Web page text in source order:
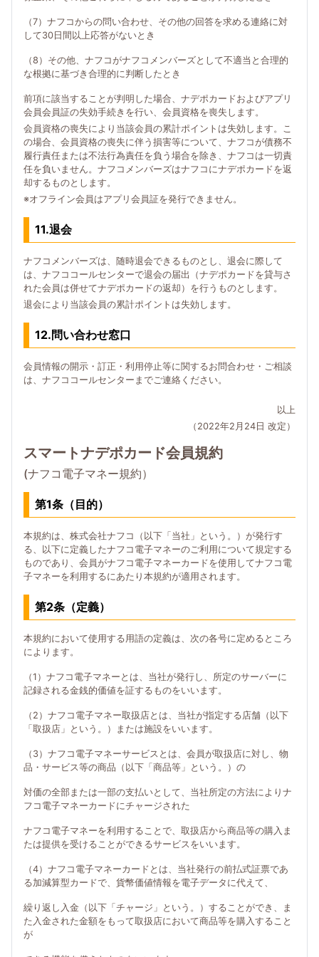
（7）ナフコからの問い合わせ、その他の回答を求める連絡に対
して30日間以上応答がないとき
（8）その他、ナフコがナフコメンバーズとして不適当と合理的
な根拠に基づき合理的に判断したとき
前項に該当することが判明した場合、ナデポカードおよびアプリ
会員会員証の失効手続きを行い、会員資格を喪失します。
会員資格の喪失により当該会員の累計ポイントは失効します。こ
の場合、会員資格の喪失に伴う損害等について、ナフコが債務不
履行責任または不法行為責任を負う場合を除き、ナフコは一切責
任を負いません。ナフコメンバーズはナフコにナデポカードを返
却するものとします。
※オフライン会員はアプリ会員証を発行できません。
11.退会
ナフコメンバーズは、随時退会できるものとし、退会に際して
は、ナフココールセンターで退会の届出（ナデポカードを貸与さ
れた会員は併せてナデポカードの返却）を行うものとします。
退会により当該会員の累計ポイントは失効します。
12.問い合わせ窓口
会員情報の開示・訂正・利用停止等に関するお問合わせ・ご相談
は、ナフココールセンターまでご連絡ください。
以上
（2022年2月24日 改定）
スマートナデポカード会員規約
(ナフコ電子マネー規約）
第1条（目的）
本規約は、株式会社ナフコ（以下「当社」という。）が発行す
る、以下に定義したナフコ電子マネーのご利用について規定する
ものであり、会員がナフコ電子マネーカードを使用してナフコ電
子マネーを利用するにあたり本規約が適用されます。
第2条（定義）
本規約において使用する用語の定義は、次の各号に定めるところ
によります。
（1）ナフコ電子マネーとは、当社が発行し、所定のサーバーに
記録される金銭的価値を証するものをいいます。
（2）ナフコ電子マネー取扱店とは、当社が指定する店舗（以下
「取扱店」という。）または施設をいいます。
（3）ナフコ電子マネーサービスとは、会員が取扱店に対し、物
品・サービス等の商品（以下「商品等」という。）の
対価の全部または一部の支払いとして、当社所定の方法によりナ
フコ電子マネーカードにチャージされた
ナフコ電子マネーを利用することで、取扱店から商品等の購入ま
たは提供を受けることができるサービスをいいます。
（4）ナフコ電子マネーカードとは、当社発行の前払式証票であ
る加減算型カードで、貨幣価値情報を電子データに代えて、
繰り返し入金（以下「チャージ」という。）することができ、ま
た入金された金額をもって取扱店において商品等を購入すること
が